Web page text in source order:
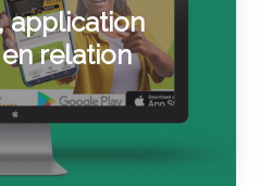
application
relation